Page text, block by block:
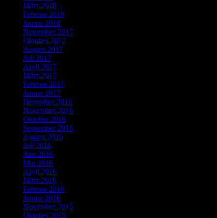
März 2018
Februar 2018
Januar 2018
November 2017
Oktober 2017
August 2017
Juli 2017
April 2017
März 2017
Februar 2017
Januar 2017
Dezember 2016
November 2016
Oktober 2016
September 2016
August 2016
Juli 2016
Juni 2016
Mai 2016
April 2016
März 2016
Februar 2016
Januar 2016
November 2015
Oktober 2015